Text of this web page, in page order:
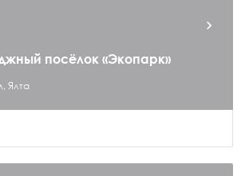
посёлок «Экопарк»
Ялта